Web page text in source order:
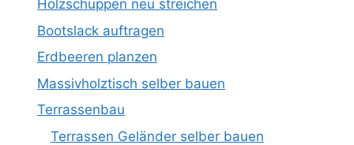
Holzschuppen neu streichen
Bootslack auftragen
Erdbeeren planzen
Massivholztisch selber bauen
Terrassenbau
Terrassen Geländer selber bauen